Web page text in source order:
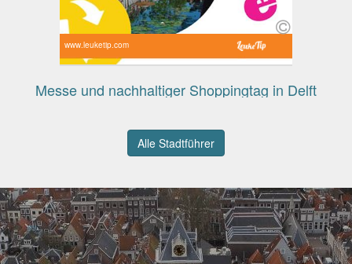
www.leuketip.com
Messe und nachhaltiger Shoppingtag in Delft
Alle Stadtführer